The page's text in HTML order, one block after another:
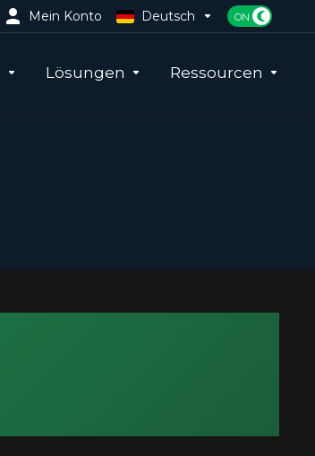
Mein Konto Deutsch
Lösungen Ressourcen